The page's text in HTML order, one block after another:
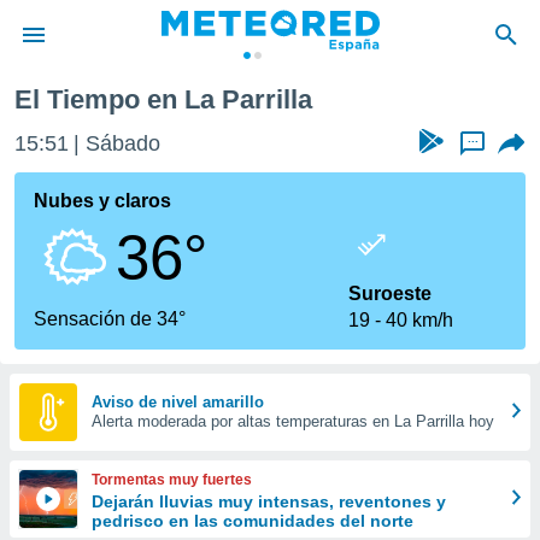
de
por
que se
calidad.
a este
las
y
forma
digital
basada
El Tiempo en La Parrilla
15:51 Sábado ...
Nubes y claros
36°
Sensación de 34°
Suroeste
19
40 km/h
Aviso de nivel amarillo
Alerta moderada por altas temperaturas en La Parrilla hoy
Tormentas muy fuertes
Dejarán lluvias muy intensas, reventones y
pedrisco en las comunidades del norte